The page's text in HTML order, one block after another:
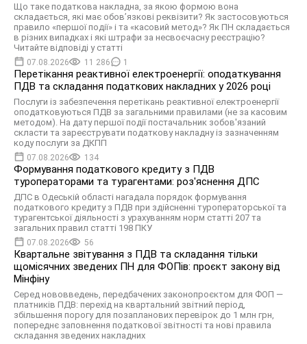
Що таке податкова накладна, за якою формою вона
складається, які має обов’язкові реквізити? Як застосовуються
правило «першої події» і та «касовий метод»? Як ПН складається
в різних випадках і які штрафи за несвоєчасну реєстрацію?
Читайте відповіді у статті
07.08.2026 11 286 1
Перетікання реактивної електроенергії: оподаткування
ПДВ та складання податкових накладних у 2026 році
Послуги із забезпечення перетікань реактивної електроенергії
оподатковуються ПДВ за загальними правилами (не за касовим
методом). На дату першої події постачальник зобов'язаний
скласти та зареєструвати податкову накладну із зазначенням
коду послуги за ДКПП
07.08.2026 134
Формування податкового кредиту з ПДВ
туроператорами та турагентами: роз'яснення ДПС
ДПС в Одеській області нагадала порядок формування
податкового кредиту з ПДВ при здійсненні туроператорської та
турагентської діяльності з урахуванням норм статті 207 та
загальних правил статті 198 ПКУ
07.08.2026 56
Квартальне звітування з ПДВ та складання тільки
щомісячних зведених ПН для ФОПів: проєкт закону від
Мінфіну
Серед нововведень, передбачених законопроєктом для ФОП —
платників ПДВ: перехід на квартальний звітний період,
збільшення порогу для позапланових перевірок до 1 млн грн,
попереднє заповнення податкової звітності та нові правила
складання зведених накладних